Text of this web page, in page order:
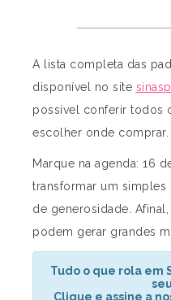
A lista completa das
disponível no site
possível conferir todos
escolher onde comprar.
Marque na agenda: 16
transformar um simples
de generosidade.
podem gerar grandes
Tudo o que rola em
Clique e assine a